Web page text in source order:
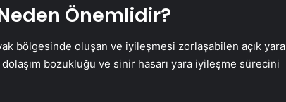
Önemlidir?
bölgesinde oluşan ve iyileşmesi zorlaşabilen açık yara
bozukluğu ve sinir hasarı yara iyileşme sürecini